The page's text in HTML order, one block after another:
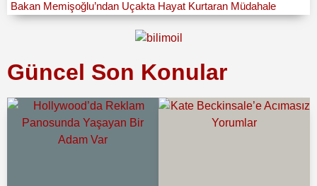
Bakan Memişoğlu’ndan Uçakta Hayat Kurtaran Müdahale
Güncel Son Konular